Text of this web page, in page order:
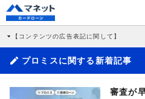
【コンテンツの広告表記に関して】
す。 これらの広告を経由して読者が企業ホ
社に対して企業から紹介報酬が支払われる
商品を根拠なくPRするものではなく、当編
>提携企業一覧
プロミスに関する新着記事
審査が